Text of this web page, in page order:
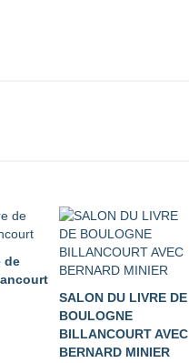
de
SALON DU LIVRE DE
BOULOGNE
BILLANCOURT AVEC
BERNARD MINIER